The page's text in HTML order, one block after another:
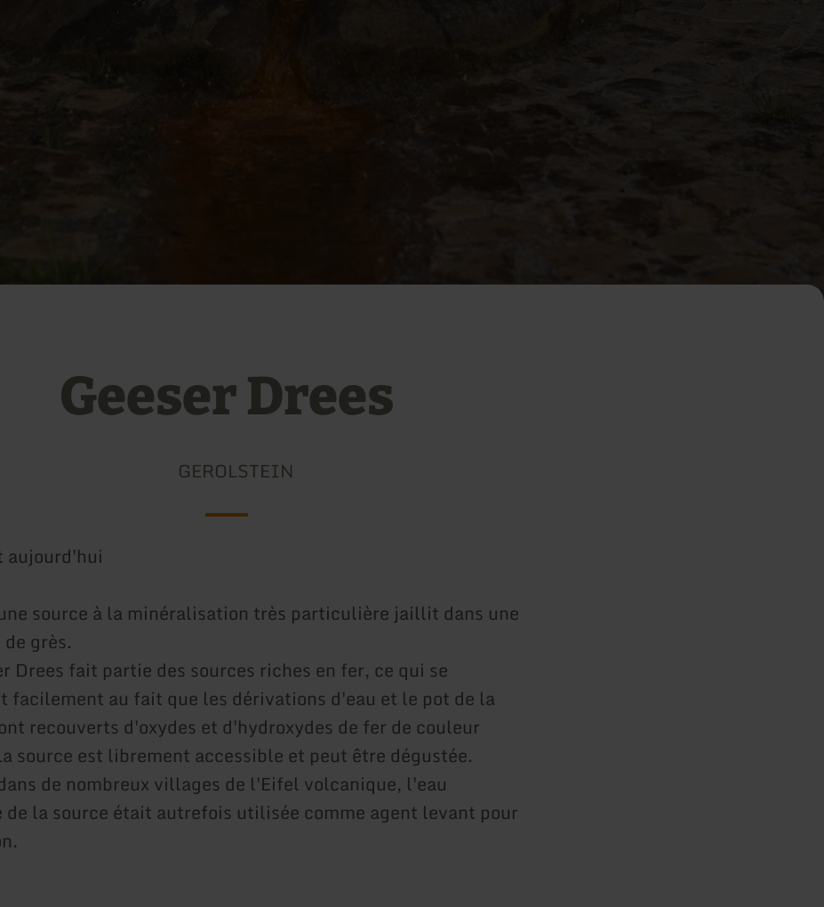
Geeser Drees
GEROLSTEIN
aujourd'hui
source à la minéralisation très particulière jaillit dans une
grès.
Drees fait partie des sources riches en fer, ce qui se
facilement au fait que les dérivations d'eau et le pot de la
recouverts d'oxydes et d'hydroxydes de fer de couleur
source est librement accessible et peut être dégustée.
de nombreux villages de l'Eifel volcanique, l'eau
de la source était autrefois utilisée comme agent levant pour